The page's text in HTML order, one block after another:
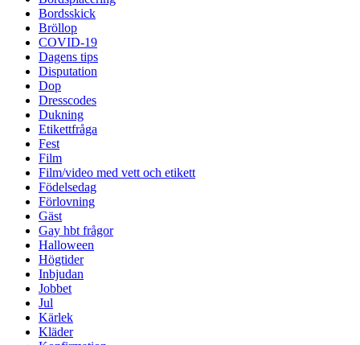
Bordsskick
Bröllop
COVID-19
Dagens tips
Disputation
Dop
Dresscodes
Dukning
Etikettfråga
Fest
Film
Film/video med vett och etikett
Födelsedag
Förlovning
Gäst
Gay hbt frågor
Halloween
Högtider
Inbjudan
Jobbet
Jul
Kärlek
Kläder